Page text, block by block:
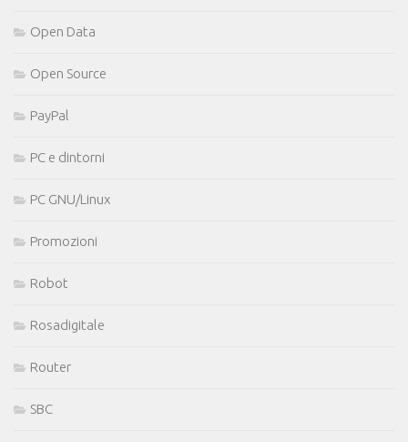
Open Data
Open Source
PayPal
PC e dintorni
PC GNU/Linux
Promozioni
Robot
Rosadigitale
Router
SBC